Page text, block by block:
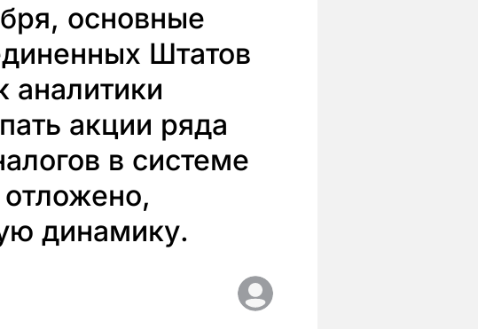
основные
Штатов
аналитики
акции ряда
в системе
динамику.